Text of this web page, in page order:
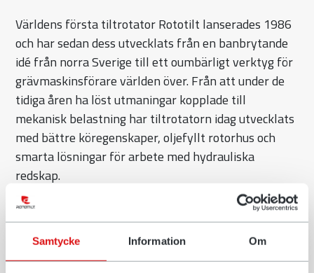
Samtycke Information Om
Världens första tiltrotator Rototilt lanserades 1986
och har sedan dess utvecklats från en banbrytande
idé från norra Sverige till ett oumbärligt verktyg för
grävmaskinsförare världen över. Från att under de
tidiga åren ha löst utmaningar kopplade till
mekanisk belastning har tiltrotatorn idag utvecklats
med bättre köregenskaper, oljefyllt rotorhus och
smarta lösningar för arbete med hydrauliska
redskap.
Jubileumsåret 2026 blir inte bara en tillbakablick,
utan ett år där historien möter framtiden. Med
event runt om i världen ramar Rototilt in 40 år av
utveckling – men också nästa steg på resan.